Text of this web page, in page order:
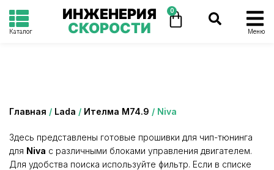
Каталог
ИНЖЕНЕРИЯ
СКОРОСТИ
0
Меню
Главная / Lada / Ителма М74.9 / Niva
Здесь представлены готовые прошивки для чип-тюнинга
для Niva с различными блоками управления двигателем.
Для удобства поиска используйте фильтр. Если в списке